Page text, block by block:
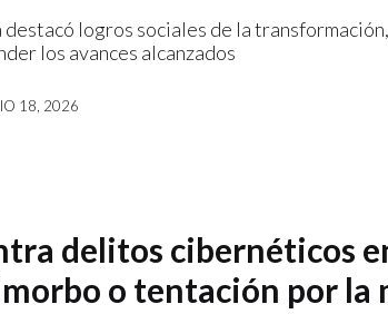
destacó logros sociales de la
los avances alcanzados
18, 2026
delitos cibernéticos
o tentación por la